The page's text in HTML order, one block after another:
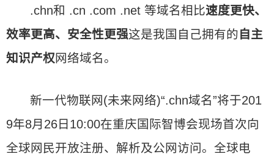
.chn和 .cn .com .net 等域名相比速度更快、
效率更高、安全性更强这是我国自己拥有的自主
知识产权网络域名。
新一代物联网(未来网络)“.chn域名”将于201
9年8月26日10:00在重庆国际智博会现场首次向
全球网民开放注册、解析及公网访问。全球电